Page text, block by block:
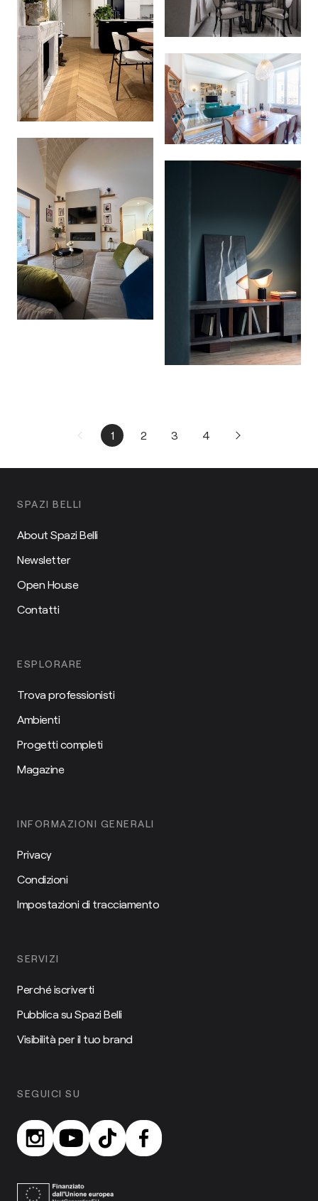
1 2 3 4
SPAZI BELLI
About Spazi Belli
Newsletter
Open House
Contatti
ESPLORARE
Trova professionisti
Ambienti
Progetti completi
Magazine
INFORMAZIONI GENERALI
Privacy
Condizioni
Impostazioni di tracciamento
SERVIZI
Perché iscriverti
Pubblica su Spazi Belli
Visibilità per il tuo brand
SEGUICI SU